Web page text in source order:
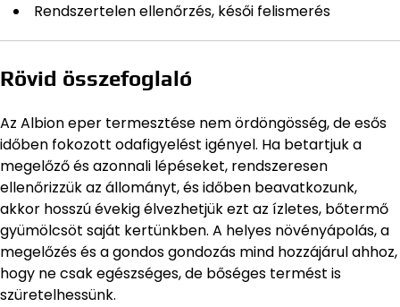
Rendszertelen ellenőrzés, késői felismerés
Rövid összefoglaló
Az Albion eper termesztése nem ördöngösség, de esős
időben fokozott odafigyelést igényel. Ha betartjuk a
megelőző és azonnali lépéseket, rendszeresen
ellenőrizzük az állományt, és időben beavatkozunk,
akkor hosszú évekig élvezhetjük ezt az ízletes, bőtermő
gyümölcsöt saját kertünkben. A helyes növényápolás, a
megelőzés és a gondos gondozás mind hozzájárul ahhoz,
hogy ne csak egészséges, de bőséges termést is
szüretelhessünk.